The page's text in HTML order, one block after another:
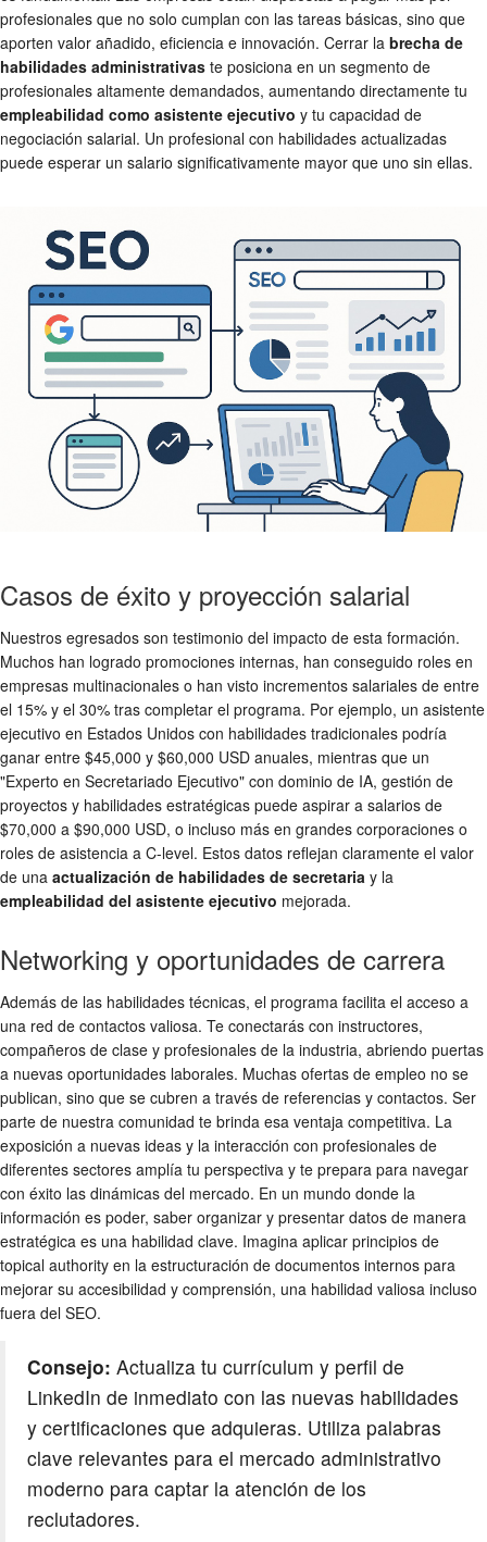
profesionales que no solo cumplan con las tareas básicas, sino que
aporten valor añadido, eficiencia e innovación. Cerrar la brecha de
habilidades administrativas te posiciona en un segmento de
profesionales altamente demandados, aumentando directamente tu
empleabilidad como asistente ejecutivo y tu capacidad de
negociación salarial. Un profesional con habilidades actualizadas
puede esperar un salario significativamente mayor que uno sin ellas.
Casos de éxito y proyección salarial
Nuestros egresados son testimonio del impacto de esta formación.
Muchos han logrado promociones internas, han conseguido roles en
empresas multinacionales o han visto incrementos salariales de entre
el 15% y el 30% tras completar el programa. Por ejemplo, un asistente
ejecutivo en Estados Unidos con habilidades tradicionales podría
ganar entre $45,000 y $60,000 USD anuales, mientras que un
"Experto en Secretariado Ejecutivo" con dominio de IA, gestión de
proyectos y habilidades estratégicas puede aspirar a salarios de
$70,000 a $90,000 USD, o incluso más en grandes corporaciones o
roles de asistencia a C-level. Estos datos reflejan claramente el valor
de una actualización de habilidades de secretaria y la
empleabilidad del asistente ejecutivo mejorada.
Networking y oportunidades de carrera
Además de las habilidades técnicas, el programa facilita el acceso a
una red de contactos valiosa. Te conectarás con instructores,
compañeros de clase y profesionales de la industria, abriendo puertas
a nuevas oportunidades laborales. Muchas ofertas de empleo no se
publican, sino que se cubren a través de referencias y contactos. Ser
parte de nuestra comunidad te brinda esa ventaja competitiva. La
exposición a nuevas ideas y la interacción con profesionales de
diferentes sectores amplía tu perspectiva y te prepara para navegar
con éxito las dinámicas del mercado. En un mundo donde la
información es poder, saber organizar y presentar datos de manera
estratégica es una habilidad clave. Imagina aplicar principios de
topical authority en la estructuración de documentos internos para
mejorar su accesibilidad y comprensión, una habilidad valiosa incluso
fuera del SEO.
Consejo: Actualiza tu currículum y perfil de
LinkedIn de inmediato con las nuevas habilidades
y certificaciones que adquieras. Utiliza palabras
clave relevantes para el mercado administrativo
moderno para captar la atención de los
reclutadores.